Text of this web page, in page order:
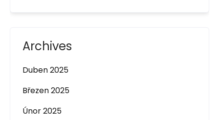
Archives
Duben 2025
Březen 2025
Únor 2025